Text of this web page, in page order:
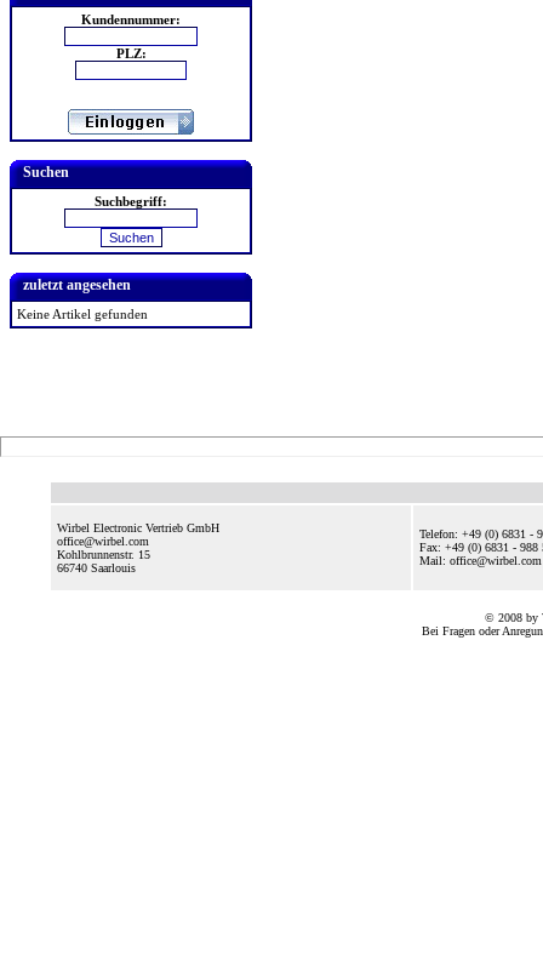
Kundennummer:
PLZ:
Suchen
Suchbegriff:
zuletzt angesehen
Keine Artikel gefunden
Wirbel Electronic Vertrieb GmbH
office@wirbel.com
Kohlbrunnenstr. 15
66740 Saarlouis
Telefon: +49 (0) 6831 -
Fax: +49 (0) 6831 - 988
Mail:
© 2008 by
Bei Fragen oder